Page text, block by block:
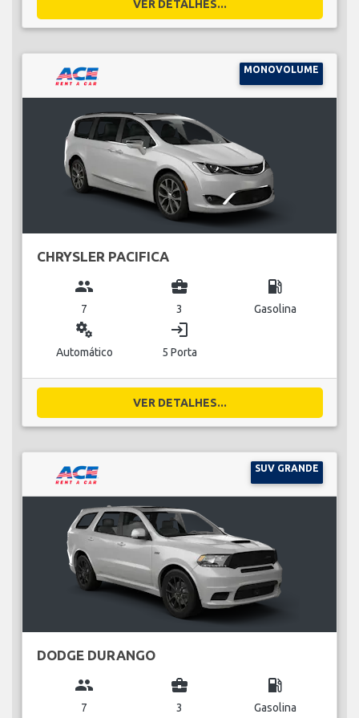
VER DETALHES...
MONOVOLUME
CHRYSLER PACIFICA
group
7
business_center
3
local_gas_station
Gasolina
miscellaneous_services
Automático
login
5 Porta
VER DETALHES...
SUV GRANDE
DODGE DURANGO
group
7
business_center
3
local_gas_station
Gasolina